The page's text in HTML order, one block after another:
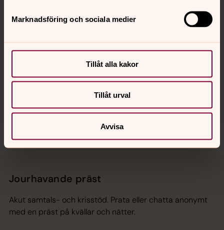
Marknadsföring och sociala medier
Tillåt alla kakor
Tillåt urval
Avvisa
Kalender
Jourhavande präst
Akut samtals- och krisstöd. Prata eller chatta anonymt
med en präst på kvällar och nätter.